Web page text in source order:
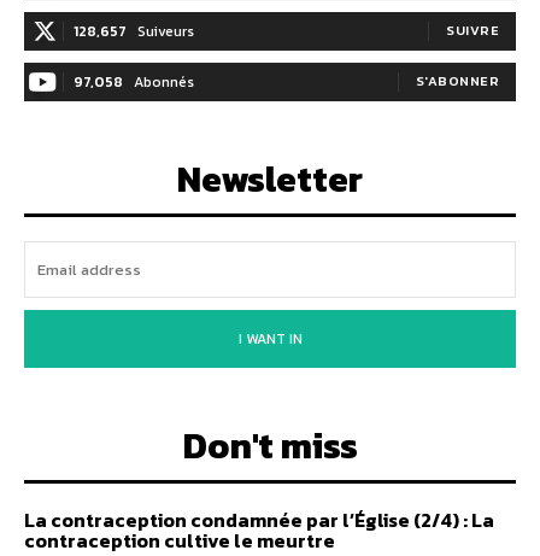
128,657 Suiveurs SUIVRE
97,058 Abonnés S'ABONNER
Newsletter
I WANT IN
Don't miss
La contraception condamnée par l’Église (2/4) : La
contraception cultive le meurtre